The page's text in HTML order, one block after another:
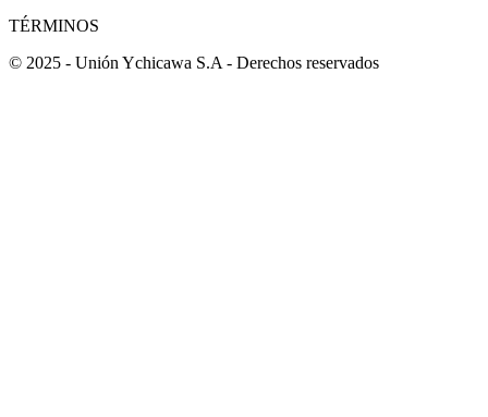
TÉRMINOS
© 2025 - Unión Ychicawa S.A - Derechos reservados